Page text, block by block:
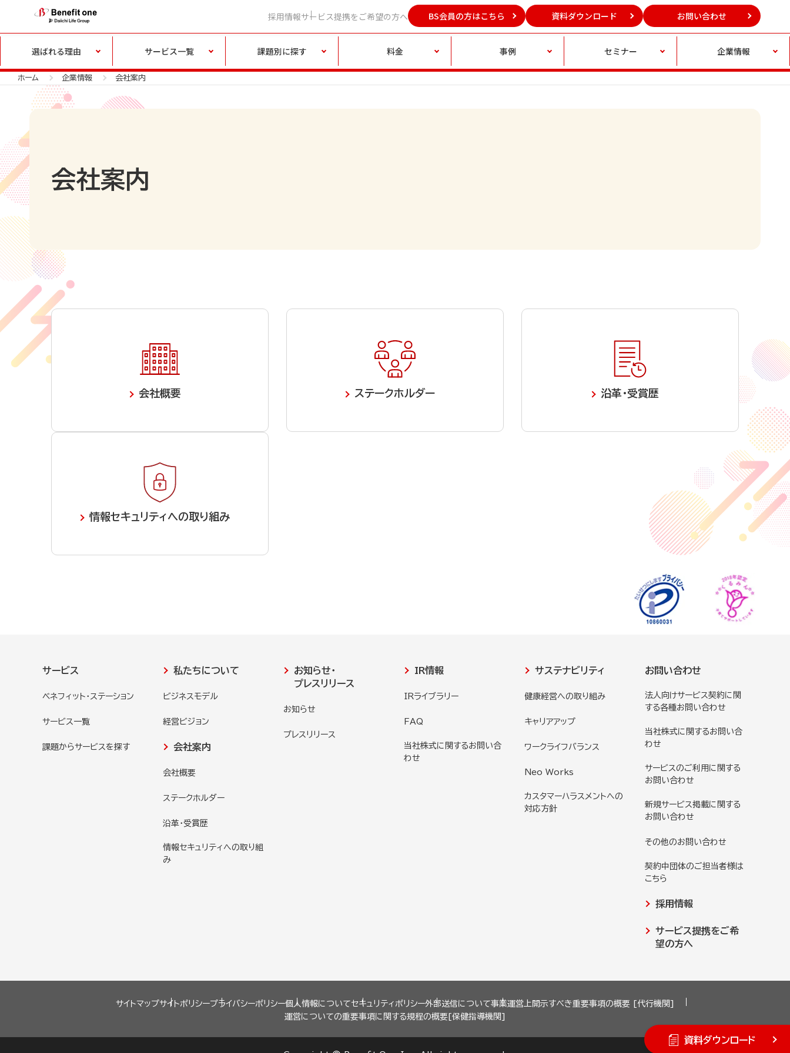
採用情報サービス提携をご希望の方へ BS会員の方はこちら 資料ダウンロード お問い合わせ
選ばれる理由 サービス一覧 課題別に探す 料金 事例 セミナー 企業情報
ホーム 企業情報 会社案内
会社案内
会社概要 ステークホルダー 沿革・受賞歴
情報セキュリティへの取り組み
資料ダウンロード
サービス
ベネフィット・ステーション
サービス一覧
課題からサービスを探す
私たちについて
ビジネスモデル
経営ビジョン
会社案内
会社概要
ステークホルダー
沿革・受賞歴
情報セキュリティへの取り組
み
お知らせ・
プレスリリース
お知らせ
プレスリリース
IR情報
IRライブラリー
FAQ
当社株式に関するお問い合
わせ
サステナビリティ
健康経営への取り組み
キャリアアップ
ワークライフバランス
Neo Works
カスタマーハラスメントへの
対応方針
お問い合わせ
法人向けサービス契約に関
する各種お問い合わせ
当社株式に関するお問い合
わせ
サービスのご利用に関する
お問い合わせ
新規サービス掲載に関する
お問い合わせ
その他のお問い合わせ
契約中団体のご担当者様は
こちら
採用情報
サービス提携をご希
望の方へ
サイトマップサイトポリシープライバシーポリシー個人情報についてセキュリティポリシー外部送信について事業運営上開示すべき重要事項の概要 [代行機関]
運営についての重要事項に関する規程の概要[保健指導機関]